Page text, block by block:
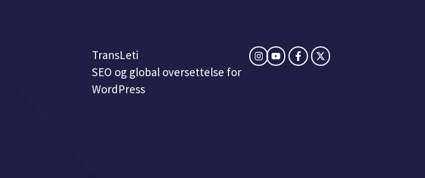
TransLeti
SEO og global oversettelse for
WordPress